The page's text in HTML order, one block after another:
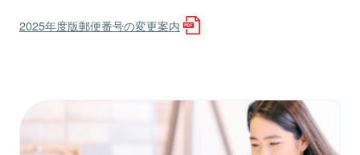
2025年度版郵便番号の変更案内